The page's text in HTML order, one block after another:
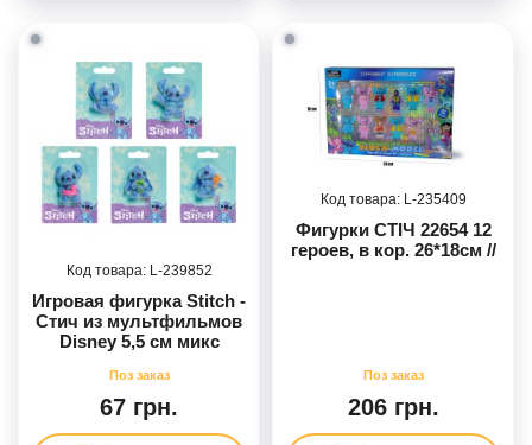
239852
Игровая фигурка Stitch -
Стич из мультфильмов
Disney 5,5 см микс
67 грн.
235409
Фигурки СТІЧ 22654 12
героев, в кор. 26*18см //
206 грн.